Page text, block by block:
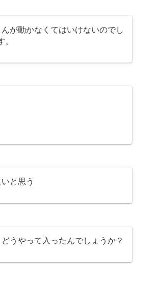
が動かなくてはいけないのでし
と思う
うやって入ったんでしょうか？